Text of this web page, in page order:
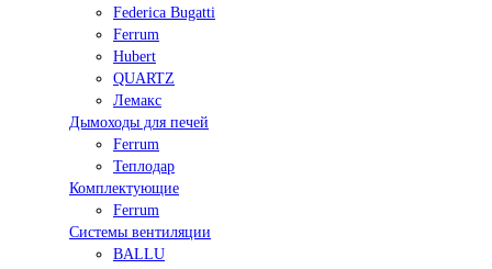
Federica Bugatti
Ferrum
Hubert
QUARTZ
Лемакс
Дымоходы для печей
Ferrum
Теплодар
Комплектующие
Ferrum
Системы вентиляции
BALLU